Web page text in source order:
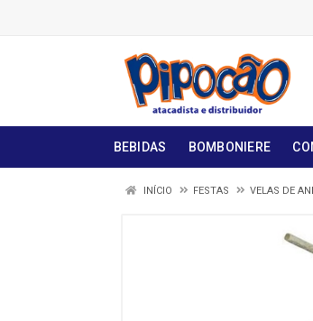
BEBIDAS BOMBONIERE
INÍCIO FESTAS VELAS DE